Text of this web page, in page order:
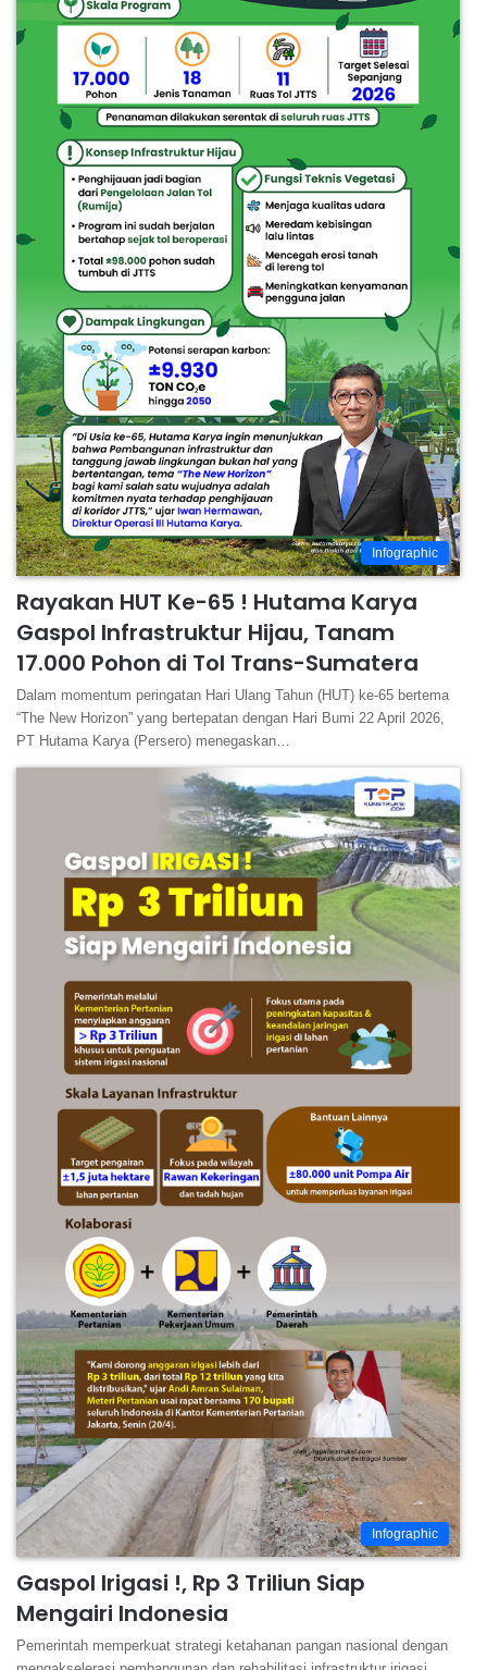
Infographic
Rayakan HUT Ke-65 ! Hutama Karya
Gaspol Infrastruktur Hijau, Tanam
17.000 Pohon di Tol Trans-Sumatera
Dalam momentum peringatan Hari Ulang Tahun (HUT) ke-65 bertema
“The New Horizon” yang bertepatan dengan Hari Bumi 22 April 2026,
PT Hutama Karya (Persero) menegaskan…
Infographic
Gaspol Irigasi !, Rp 3 Triliun Siap
Mengairi Indonesia
Pemerintah memperkuat strategi ketahanan pangan nasional dengan